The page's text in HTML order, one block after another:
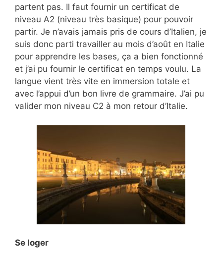
partent pas. Il faut fournir un certificat de
niveau A2 (niveau très basique) pour pouvoir
partir. Je n’avais jamais pris de cours d’Italien, je
suis donc parti travailler au mois d’août en Italie
pour apprendre les bases, ça a bien fonctionné
et j’ai pu fournir le certificat en temps voulu. La
langue vient très vite en immersion totale et
avec l’appui d’un bon livre de grammaire. J’ai pu
valider mon niveau C2 à mon retour d’Italie.
Se loger